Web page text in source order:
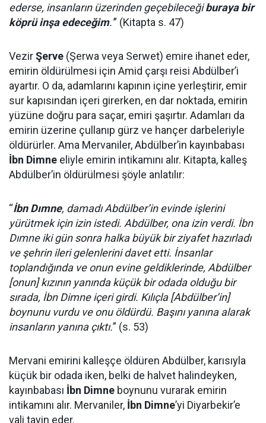
ederse, insanların üzerinden geçebileceğiburaya bir
köprü inşa edeceğim.'” (Kitapta s. 47)
VezirŞerve (Şerwa veya Serwet) emire ihanet eder,
emirin öldürülmesi için Amid çarşı reisi Abdülber’i
ayartır. O da, adamlarını kapının içine yerleştirir, emir
sur kapısından içeri girerken, en dar noktada, emirin
yüzüne doğru para saçar, emiri şaşırtır. Adamları da
emirin üzerine çullanıp gürz ve hançer darbeleriyle
öldürürler. Ama Mervaniler, Abdülber’in kayınbabası
İbn Dimne eliyle emirin intikamını alır. Kitapta, kalleş
Abdülber’in öldürülmesi şöyle anlatılır:
“İbn Dımne, damadı Abdülber’in evinde işlerini
yürütmek için izin istedi. Abdülber, ona izin verdi. İbn
Dımne iki gün sonra halka büyük bir ziyafet hazırladı
ve şehrin ileri gelenlerini davet etti. İnsanlar
toplandığında ve onun evine geldiklerinde, Abdülber
[onun] kızının yanında küçük bir odada olduğu bir
sırada, İbn Dimne içeri girdi. Kılıçla [Abdülber’in]
boynunu vurdu ve onu öldürdü. Başını yanına alarak
insanların yanına çıktı.” (s. 53)
Mervani emirini kalleşçe öldüren Abdülber, karısıyla
küçük bir odada iken, belki de halvet halindeyken,
kayınbabası İbn Dimne boynunu vurarak emirin
intikamını alır. Mervaniler, İbn Dimne’yi Diyarbekir’e
vali tayin eder.